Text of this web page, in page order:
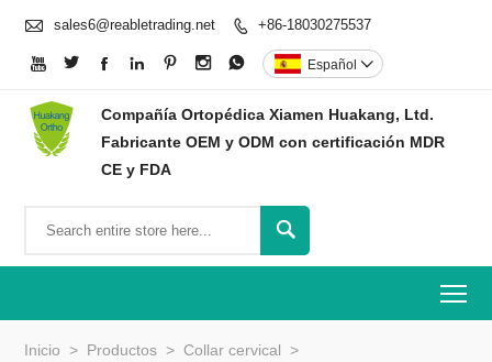
 sales6@reabletrading.net  +86-18030275537
       Español 
Compañía Ortopédica Xiamen Huakang, Ltd.
Fabricante OEM y ODM con certificación MDR
CE y FDA

Inicio > Productos > Collar cervical >